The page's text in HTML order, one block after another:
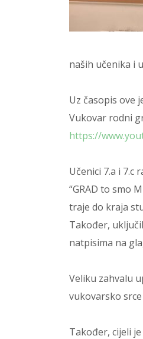
naših učenika i
Uz časopis ove
Vukovar rodni
https://
Učenici 7.a i 7.c
“GRAD to smo
traje do kraja
Također,
natpisima na
Veliku zahvalu
vukovarsko
Također, cijeli